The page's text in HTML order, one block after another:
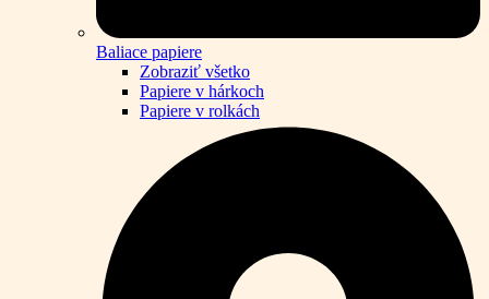
Baliace papiere
Zobraziť všetko
Papiere v hárkoch
Papiere v rolkách